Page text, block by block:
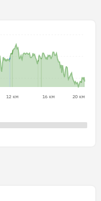
12 км 16 км 20 км